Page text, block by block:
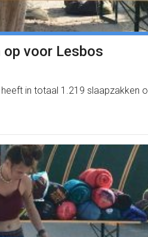
voor Lesbos
in totaal 1.219 slaapzakken